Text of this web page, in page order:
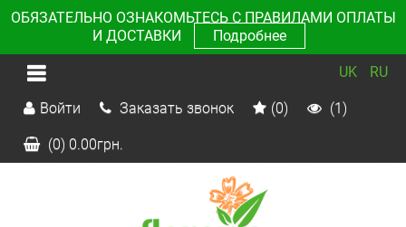
ОБЯЗАТЕЛЬНО ОЗНАКОМЬТЕСЬ С ПРАВИЛАМИ ОПЛАТЫ
И ДОСТАВКИ
Подробнее
UK RU
Войти Заказать звонок (0) (1)
(0) 0.00грн.